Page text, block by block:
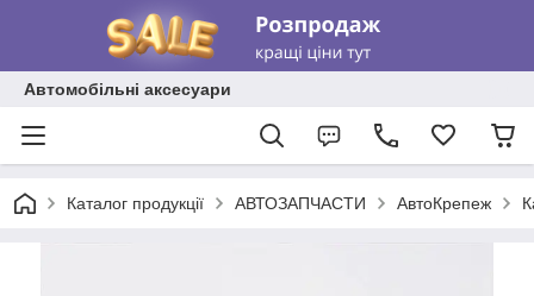
Автомобільні аксесуари
Каталог продукції АВТОЗАПЧАСТИ АвтоКрепеж